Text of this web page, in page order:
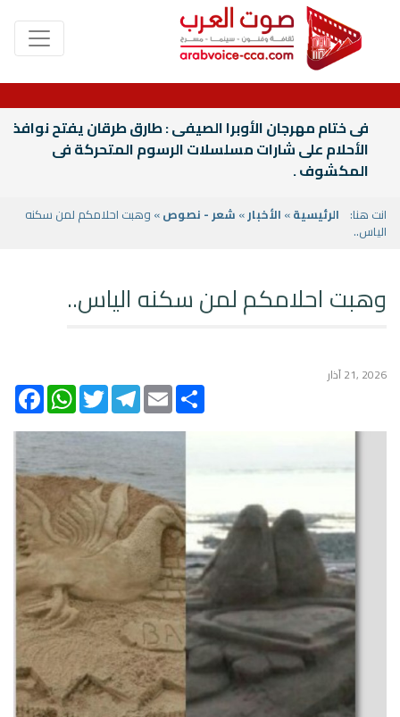
فى ختام مهرجان الأوبرا الصيفى : طارق طرقان يفتح نوافذ
الأحلام على شارات مسلسلات الرسوم المتحركة فى
المكشوف .
انت هنا: الرئيسية» الأخبار» شعر - نصوص» وهبت احلامكم لمن سكنه
الياس..
وهبت احلامكم لمن سكنه الياس..
2026 ,21 آذار
WhatsAppTwitterTelegramEmailShare